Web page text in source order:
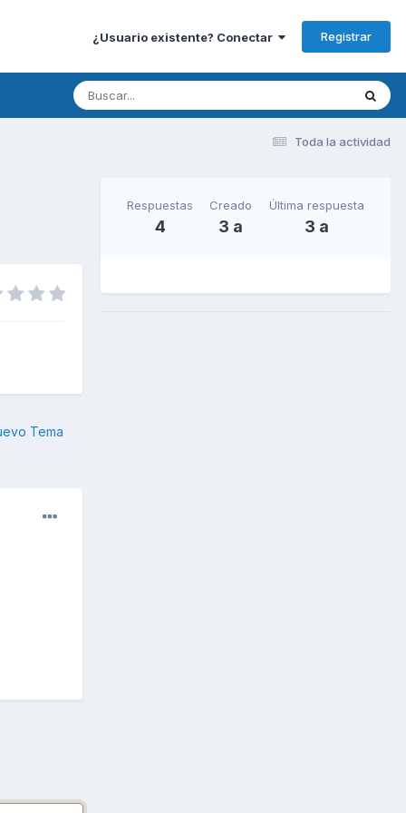
¿Usuario existente? Conectar Registrar
Toda la actividad
Tema
Respuestas
4
Creado
3 a
Última respuesta
3 a